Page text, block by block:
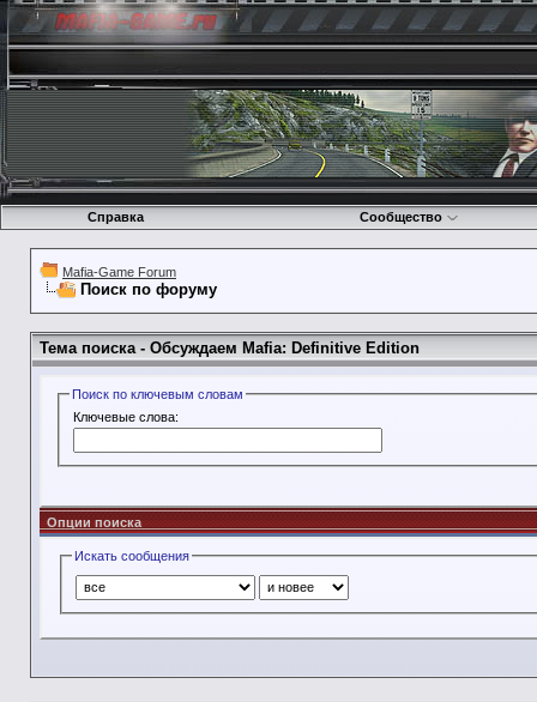
Справка Сообщество
Mafia-Game Forum
Поиск по форуму
Тема поиска - Обсуждаем Mafia: Definitive Edition
Поиск по ключевым словам
Ключевые слова:
Опции поиска
Искать сообщения